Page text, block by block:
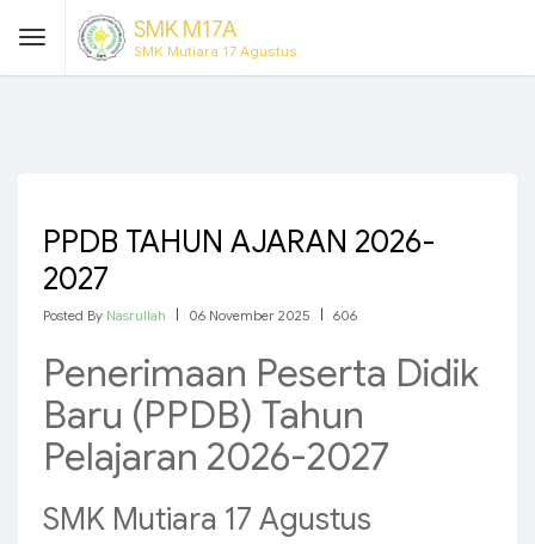
SMK M17A
SMK Mutiara 17 Agustus
PPDB TAHUN AJARAN 2026-
2027
Posted By Nasrullah 06 November 2025 606
Penerimaan Peserta Didik
Baru (PPDB) Tahun
Pelajaran 2026-2027
SMK Mutiara 17 Agustus